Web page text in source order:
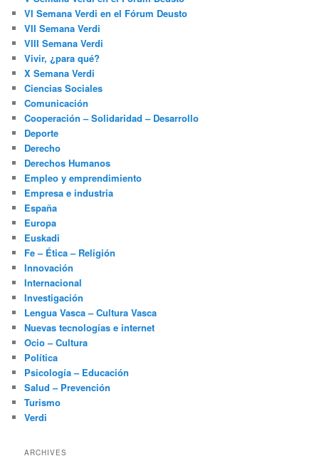
VI Semana Verdi en el Fórum Deusto
VII Semana Verdi
VIII Semana Verdi
Vivir, ¿para qué?
X Semana Verdi
Ciencias Sociales
Comunicación
Cooperación – Solidaridad – Desarrollo
Deporte
Derecho
Derechos Humanos
Empleo y emprendimiento
Empresa e industria
España
Europa
Euskadi
Fe – Ética – Religión
Innovación
Internacional
Investigación
Lengua Vasca – Cultura Vasca
Nuevas tecnologías e internet
Ocio – Cultura
Política
Psicología – Educación
Salud – Prevención
Turismo
Verdi
ARCHIVES